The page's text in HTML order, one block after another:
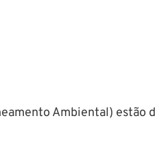
Ambiental)